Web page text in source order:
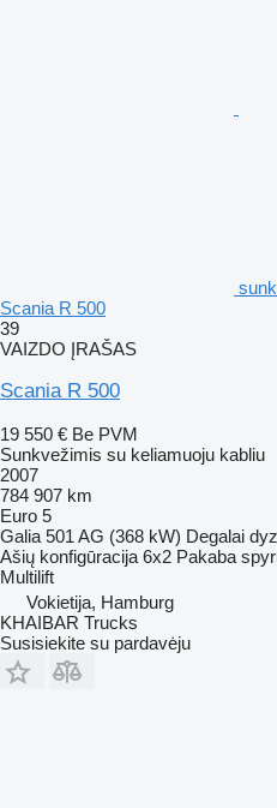
Scania R 500
39
VAIZDO ĮRAŠAS
Scania R 500
19 550 € Be PVM
Sunkvežimis su keliamuoju kabliu
2007
784 907 km
Euro 5
Galia 501 AG (368 kW) Degalai
Ašių konfigūracija 6x2 Pakaba
Multilift
Vokietija, Hamburg
KHAIBAR Trucks
Susisiekite su pardavėju